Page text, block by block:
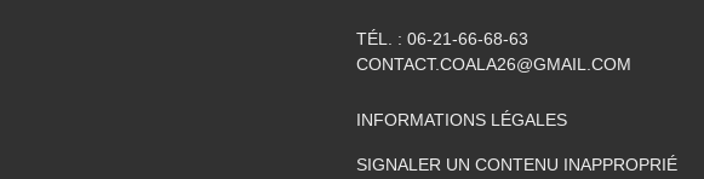
TÉL. : 06-21-66-68-63
CONTACT.COALA26@GMAIL.COM
INFORMATIONS LÉGALES
SIGNALER UN CONTENU INAPPROPRIÉ